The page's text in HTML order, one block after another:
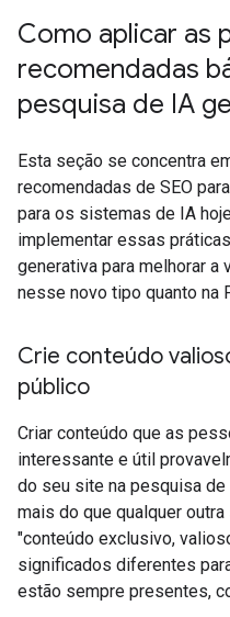
Como aplicar as
recomendadas
pesquisa de IA
Esta seção se concentra
recomendadas de SEO
para os sistemas de IA
implementar essas
generativa para melhorar
nesse novo tipo quanto na
Crie conteúdo
público
Criar conteúdo que as
interessante e útil
do seu site na pesquisa
mais do que qualquer
"conteúdo exclusivo,
significados diferentes
estão sempre presentes,